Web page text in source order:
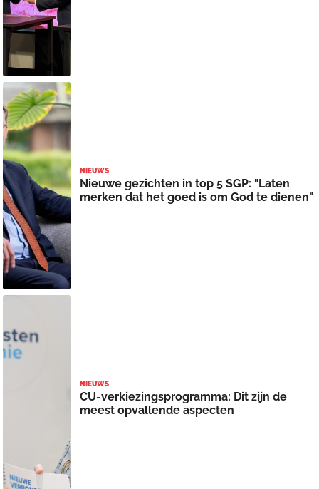
NIEUWS
Nieuwe gezichten in top 5 SGP: "Laten
merken dat het goed is om God te dienen"
NIEUWS
CU-verkiezingsprogramma: Dit zijn de
meest opvallende aspecten